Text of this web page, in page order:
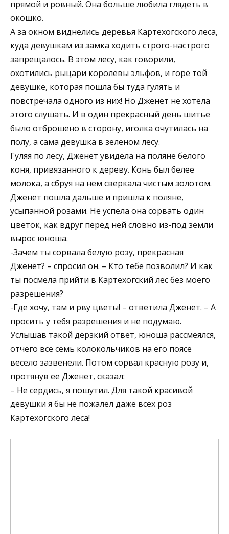
прямой и ровный. Она больше любила глядеть в
окошко.
А за окном виднелись деревья Картехогского леса,
куда девушкам из замка ходить строго-настрого
запрещалось. В этом лесу, как говорили,
охотились рыцари королевы эльфов, и горе той
девушке, которая пошла бы туда гулять и
повстречала одного из них! Но Дженет не хотела
этого слушать. И в один прекрасный день шитье
было отброшено в сторону, иголка очутилась на
полу, а сама девушка в зеленом лесу.
Гуляя по лесу, Дженет увидела на поляне белого
коня, привязанного к дереву. Конь был белее
молока, а сбруя на нем сверкала чистым золотом.
Дженет пошла дальше и пришла к поляне,
усыпанной розами. Не успела она сорвать один
цветок, как вдруг перед ней словно из-под земли
вырос юноша.
-Зачем ты сорвала белую розу, прекрасная
Дженет? – спросил он. – Кто тебе позволил? И как
ты посмела прийти в Картехогский лес без моего
разрешения?
-Где хочу, там и рву цветы! – ответила Дженет. – А
просить у тебя разрешения и не подумаю.
Услышав такой дерзкий ответ, юноша рассмеялся,
отчего все семь колокольчиков на его поясе
весело зазвенели. Потом сорвал красную розу и,
протянув ее Дженет, сказал:
– Не сердись, я пошутил. Для такой красивой
девушки я бы не пожалел даже всех роз
Картехогского леса!